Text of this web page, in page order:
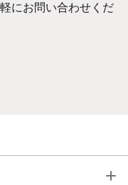
にお問い合わせくだ